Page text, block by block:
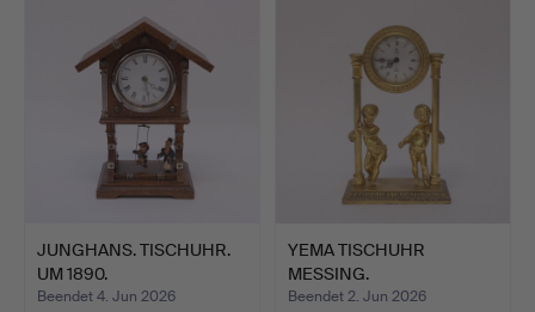
JUNGHANS. TISCHUHR.
UM 1890.
Beendet 4. Jun 2026
YEMA TISCHUHR
MESSING.
Beendet 2. Jun 2026